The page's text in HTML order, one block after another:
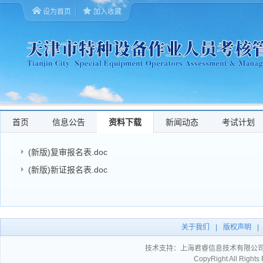
设为首页 加入收藏
首页 信息公告 资料下载 新闻动态 考试计划
(新版)复审报名表.doc
(新版)新证报名表.doc
关于我们 版权声明
技术支持： 上海君睿信息技术有限公
CopyRight All